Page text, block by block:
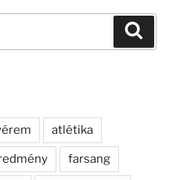
atlétika
farsang